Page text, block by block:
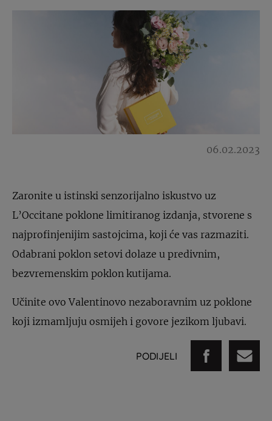
06.02.2023
Zaronite u istinski senzorijalno iskustvo uz
L’Occitane poklone limitiranog izdanja, stvorene s
najprofinjenijim sastojcima, koji će vas razmaziti.
Odabrani poklon setovi dolaze u predivnim,
bezvremenskim poklon kutijama.
Učinite ovo Valentinovo nezaboravnim uz poklone
koji izmamljuju osmijeh i govore jezikom ljubavi.
PODIJELI